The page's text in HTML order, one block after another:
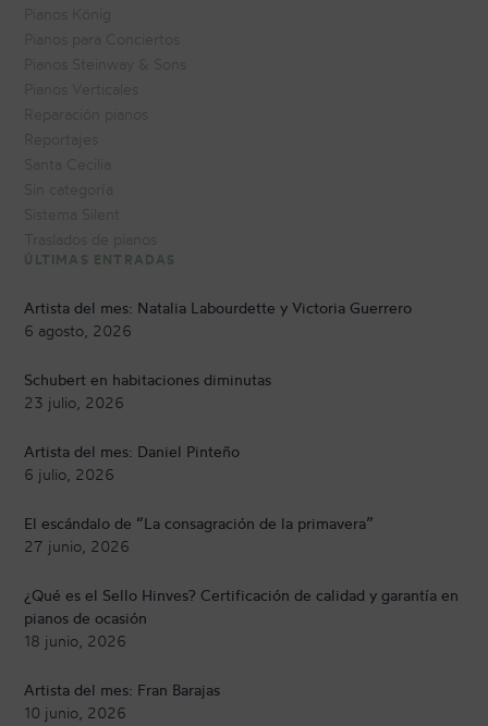
Pianos König
Pianos para Conciertos
Pianos Steinway & Sons
Pianos Verticales
Reparación pianos
Reportajes
Santa Cecilia
Sin categoría
Sistema Silent
Traslados de pianos
ÚLTIMAS ENTRADAS
Artista del mes: Natalia Labourdette y Victoria Guerrero
6 agosto, 2026
Schubert en habitaciones diminutas
23 julio, 2026
Artista del mes: Daniel Pinteño
6 julio, 2026
El escándalo de “La consagración de la primavera”
27 junio, 2026
¿Qué es el Sello Hinves? Certificación de calidad y garantía en
pianos de ocasión
18 junio, 2026
Artista del mes: Fran Barajas
10 junio, 2026